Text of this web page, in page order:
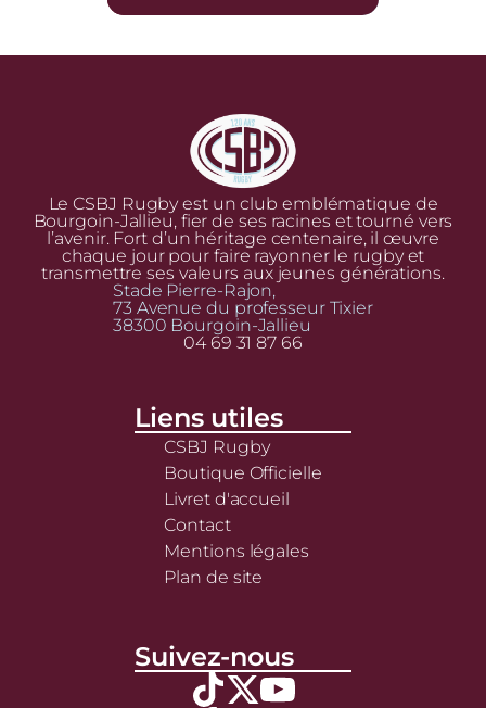
Le CSBJ Rugby est un club emblématique de
Bourgoin-Jallieu, fier de ses racines et tourné vers
l’avenir. Fort d’un héritage centenaire, il œuvre
chaque jour pour faire rayonner le rugby et
transmettre ses valeurs aux jeunes générations.
Stade Pierre-Rajon,
73 Avenue du professeur Tixier
38300 Bourgoin-Jallieu
04 69 31 87 66
Liens utiles
CSBJ Rugby
Boutique Officielle
Livret d'accueil
Contact
Mentions légales
Plan de site
Suivez-nous